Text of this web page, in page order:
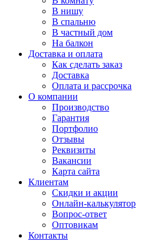
В нишу
В спальню
В частный дом
На балкон
Доставка и оплата
Как сделать заказ
Доставка
Оплата и рассрочка
О компании
Производство
Гарантия
Портфолио
Отзывы
Реквизиты
Вакансии
Карта сайта
Клиентам
Скидки и акции
Онлайн-калькулятор
Вопрос-ответ
Оптовикам
Контакты